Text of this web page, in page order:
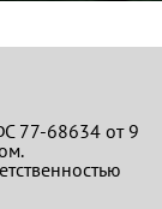
77-68634 от 9